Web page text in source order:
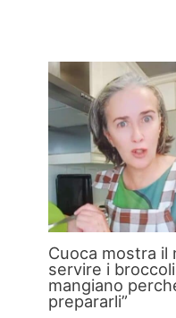
Cuoca mostra il
servire i
mangiano
prepararli”